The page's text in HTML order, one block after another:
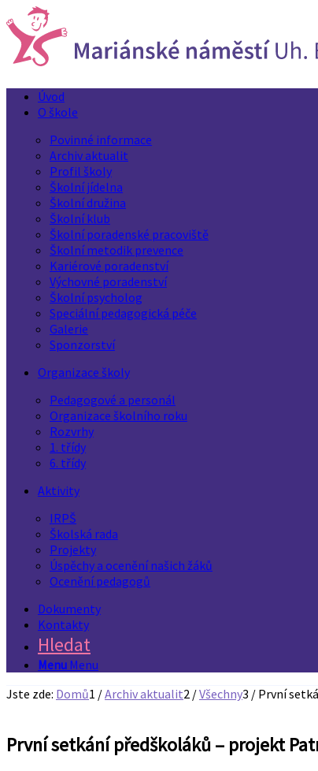
Úvod
O škole
Povinné informace
Archiv aktualit
Profil školy
Školní jídelna
Školní družina
Školní klub
Školní poradenské pracoviště
Školní metodik prevence
Kariérové poradenství
Výchovné poradenství
Školní psycholog
Speciální pedagogická péče
Galerie
Sponzorství
Organizace školy
Pedagogové a personál
Organizace školního roku
Rozvrhy
1. třídy
6. třídy
Aktivity
IRPŠ
Školská rada
Projekty
Úspěchy a ocenění našich žáků
Ocenění pedagogů
Dokumenty
Kontakty
Hledat
Menu Menu
Jste zde: Domů1 /Archiv aktualit2 /Všechny3 / První
První setkání předškoláků – projekt